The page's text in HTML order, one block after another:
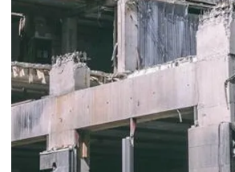
Laudo pericial de rachaduras
Laudo predial
Laudo de reforço estrutural
Laudo de reforma
Laudo de reforma de apartamento